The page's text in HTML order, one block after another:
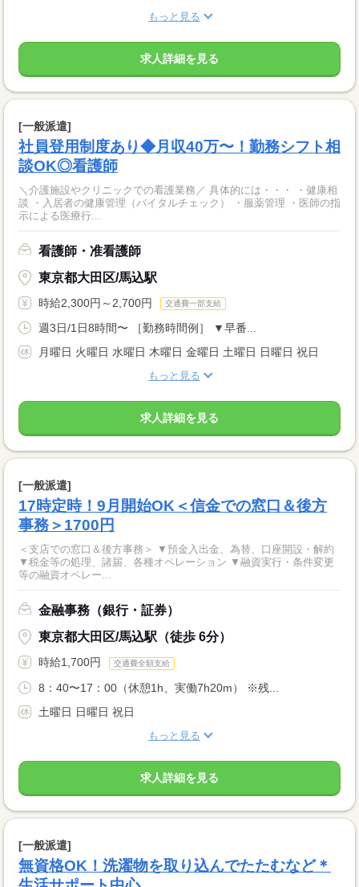
もっと見る
求人詳細を見る
[一般派遣]
社員登用制度あり◆月収40万〜！勤務シフト相
談OK◎看護師
＼介護施設やクリニックでの看護業務／ 具体的には・・・ ・健康相
談 ・入居者の健康管理（バイタルチェック） ・服薬管理 ・医師の指
示による医療行...
看護師・准看護師
東京都大田区/馬込駅
時給2,300円～2,700円 交通費一部支給
週3日/1日8時間〜 ［勤務時間例］ ▼早番...
月曜日 火曜日 水曜日 木曜日 金曜日 土曜日 日曜日 祝日
もっと見る
求人詳細を見る
[一般派遣]
17時定時！9月開始OK＜信金での窓口＆後方
事務＞1700円
＜支店での窓口＆後方事務＞ ▼預金入出金、為替、口座開設・解約
▼税金等の処理、諸届、各種オペレーション ▼融資実行・条件変更
等の融資オペレー...
金融事務（銀行・証券）
東京都大田区/馬込駅（徒歩 6分）
時給1,700円 交通費全額支給
8：40〜17：00（休憩1h、実働7h20m） ※残...
土曜日 日曜日 祝日
もっと見る
求人詳細を見る
[一般派遣]
無資格OK！洗濯物を取り込んでたたむなど＊